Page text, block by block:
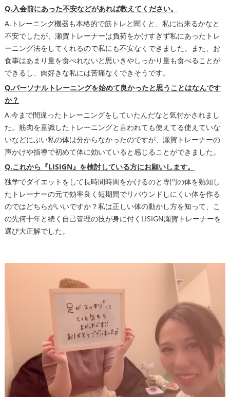
Q.入会前にあった不安などがあれば教えてください。
A.トレーニング機器も本格的で筋トレと聞くと、私に出来るかなと
不安でしたが、瀬賀トレーナーは負荷をかけすぎず私にあったトレ
ーニング法をしてくれるので私にも不安なくできました。また、お
食事はあまり量を食べれないと思いきやしっかり量も食べることが
できるし、肉好きな私には苦痛なくできそうです。
Q.パーソナルトレーニングを始めて良かったと思うことはなんです
か？
A.今まで間違ったトレーニングをしていたんだなと気付かされまし
た。筋肉を意識したトレーニングと言われても使えてる使えていな
いなどにぶい私の体は分からなかったのですが、瀬賀トレーナーの
声かけや指導で初めて体に効いていると感じることができました。
Q.これから『LISIGN』を検討している方にお願いします。
独学でダイエットをして長時間時間をかけるのと専門の体を熟知し
たトレーナーの元で効率良く短期間でリバウンドしにくい体を作る
のではどちらがいいですか？私は正しい体の動かし方を知って、こ
の先何十年と続く自己管理の技が身に付くLISIGN瀬賀トレーナーを
選び大正解でした。